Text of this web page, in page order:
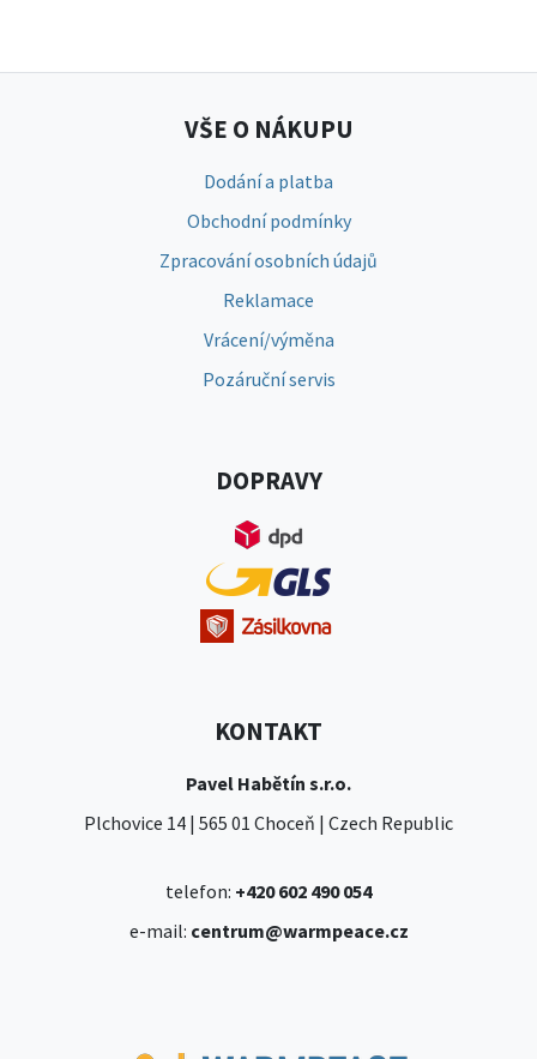
VŠE O NÁKUPU
Dodání a platba
Obchodní podmínky
Zpracování osobních údajů
Reklamace
Vrácení/výměna
Pozáruční servis
DOPRAVY
KONTAKT
Pavel Habětín s.r.o.
Plchovice 14 | 565 01 Choceň | Czech Republic
telefon: +420 602 490 054
e-mail: centrum@warmpeace.cz